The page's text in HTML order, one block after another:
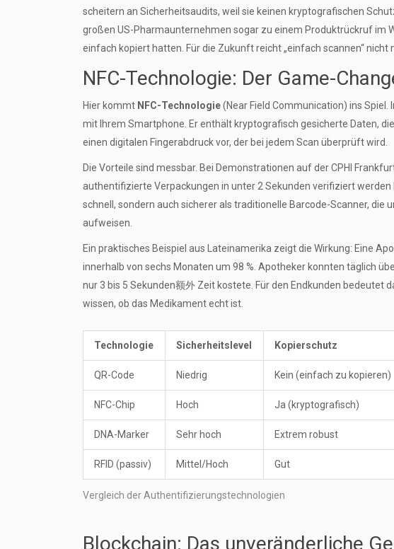
scheitern an Sicherheitsaudits, weil sie keinen kryptografischen
großen US-Pharmaunternehmen sogar zu einem Produktrückruf im
einfach kopiert hatten. Für die Zukunft reicht „einfach scannen“ nicht
NFC-Technologie: Der Game-
Hier kommt NFC-Technologie(Near Field Communication) ins Spiel.
mit Ihrem Smartphone. Er enthält kryptografisch gesicherte Daten,
einen digitalen Fingerabdruck vor, der bei jedem Scan überprüft wird.
Die Vorteile sind messbar. Bei Demonstrationen auf der CPHI
authentifizierte Verpackungen in unter 2 Sekunden verifiziert werden
schnell, sondern auch sicherer als traditionelle Barcode-Scanner, die
aufweisen.
Ein praktisches Beispiel aus Lateinamerika zeigt die Wirkung: Eine
innerhalb von sechs Monaten um 98 %. Apotheker konnten täglich
nur 3 bis 5 Sekunden额外 Zeit kostete. Für den Endkunden bedeutet
wissen, ob das Medikament echt ist.
Vergleich der Authentifizierungstechnologien
Technologie Sicherheitslevel Kopierschutz
QR-Code Niedrig Kein (einfach zu kopieren)
NFC-Chip Hoch Ja (kryptografisch)
DNA-Marker Sehr hoch Extrem robust
RFID (passiv) Mittel/Hoch Gut
Blockchain: Das unveränderliche